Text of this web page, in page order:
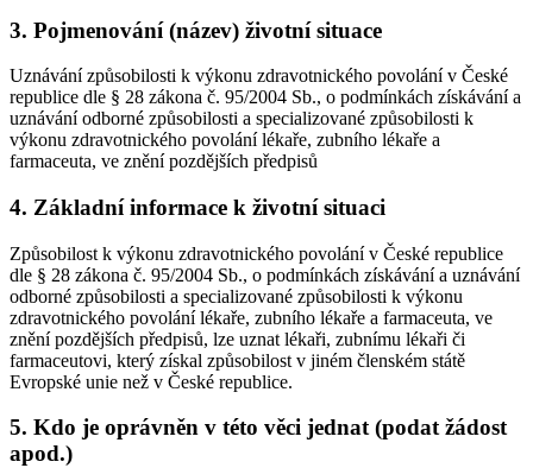
3. Pojmenování (název) životní situace
Uznávání způsobilosti k výkonu zdravotnického povolání v České
republice dle § 28 zákona č. 95/2004 Sb., o podmínkách získávání a
uznávání odborné způsobilosti a specializované způsobilosti k
výkonu zdravotnického povolání lékaře, zubního lékaře a
farmaceuta, ve znění pozdějších předpisů
4. Základní informace k životní situaci
Způsobilost k výkonu zdravotnického povolání v České republice
dle § 28 zákona č. 95/2004 Sb., o podmínkách získávání a uznávání
odborné způsobilosti a specializované způsobilosti k výkonu
zdravotnického povolání lékaře, zubního lékaře a farmaceuta, ve
znění pozdějších předpisů, lze uznat lékaři, zubnímu lékaři či
farmaceutovi, který získal způsobilost v jiném členském státě
Evropské unie než v České republice.
5. Kdo je oprávněn v této věci jednat (podat žádost
apod.)